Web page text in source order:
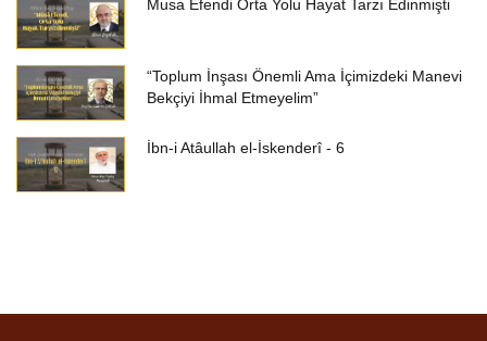
Musa Efendi Orta Yolu Hayat Tarzı Edinmişti
“Toplum İnşası Önemli Ama İçimizdeki Manevi
Bekçiyi İhmal Etmeyelim”
İbn-i Atâullah el-İskenderî - 6